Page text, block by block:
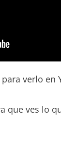
verlo en
que ves lo